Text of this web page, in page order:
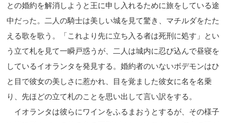
との婚約を解消しようと王に申し入れるために旅をしている途
中だった。二人の騎士は美しい城を見て驚き、マチルダをたた
える歌を歌う。「これより先に立ち入る者は死刑に処す」とい
う立て札を見て一瞬戸惑うが、二人は城内に忍び込んで昼寝を
しているイオランタを発見する。婚約者のいないボデモンはひ
と目で彼女の美しさに惹かれ、目を覚ました彼女に名を名乗
り、先ほどの立て札のことを思い出して言い訳をする。
イオランタは彼らにワインをふるまおうとするが、その様子